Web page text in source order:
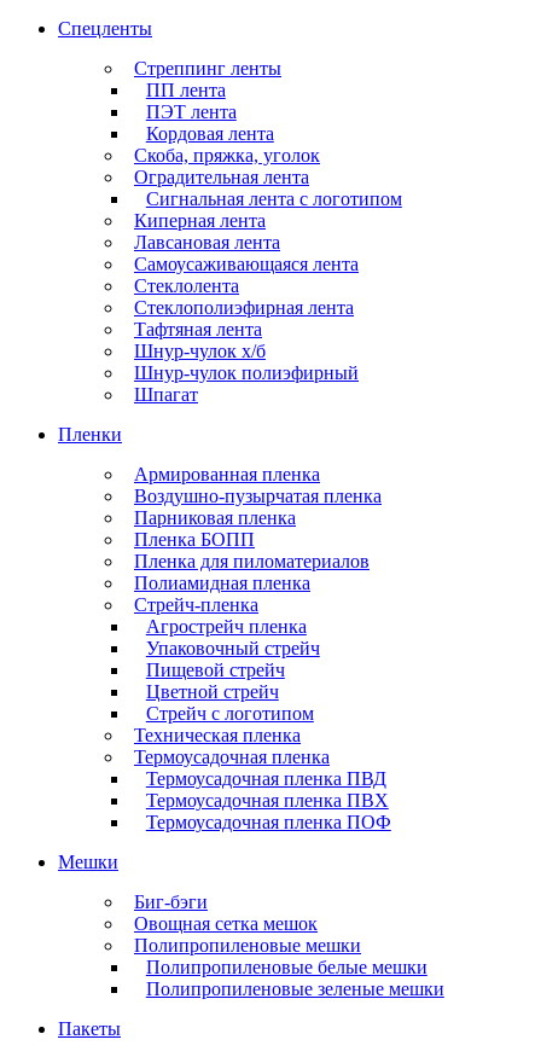
Спецленты
Стреппинг ленты
ПП лента
ПЭТ лента
Кордовая лента
Скоба, пряжка, уголок
Оградительная лента
Сигнальная лента с логотипом
Киперная лента
Лавсановая лента
Самоусаживающаяся лента
Стеклолента
Стеклополиэфирная лента
Тафтяная лента
Шнур-чулок х/б
Шнур-чулок полиэфирный
Шпагат
Пленки
Армированная пленка
Воздушно-пузырчатая пленка
Парниковая пленка
Пленка БОПП
Пленка для пиломатериалов
Полиамидная пленка
Стрейч-пленка
Агрострейч пленка
Упаковочный стрейч
Пищевой стрейч
Цветной стрейч
Стрейч с логотипом
Техническая пленка
Термоусадочная пленка
Термоусадочная пленка ПВД
Термоусадочная пленка ПВХ
Термоусадочная пленка ПОФ
Мешки
Биг-бэги
Овощная сетка мешок
Полипропиленовые мешки
Полипропиленовые белые мешки
Полипропиленовые зеленые мешки
Пакеты